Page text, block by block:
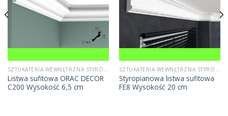
SZTUKATERIA WEWNĘTRZNA STYROPIANOWA
Listwa sufitowa ORAC DECOR
C200 Wysokość 6,5 cm
SZTUKATERIA WEWNĘTRZNA STYROPIANOWA
Styropianowa listwa sufitowa
FE8 Wysokość 20 cm